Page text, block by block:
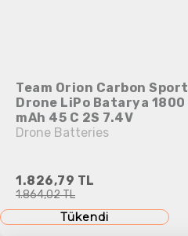
Team Orion Carbon Sport
Drone LiPo Batarya 1800
mAh 45 C 2S 7.4V
Drone Batteries
1.826,79 TL
1.864,02 TL
Tükendi